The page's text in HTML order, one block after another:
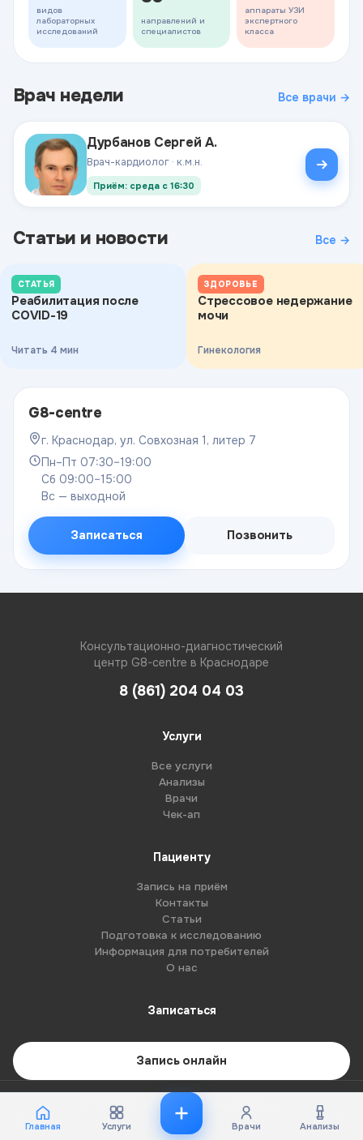
видов
лабораторных
исследований
направлений и
специалистов
аппараты УЗИ
экспертного
класса
Врач недели Все врачи →
Дурбанов Сергей А.
Врач-кардиолог · к.м.н.
Приём: среда с 16:30
Статьи и новости Все →
СТАТЬЯ
Реабилитация после
COVID-19
Читать 4 мин
ЗДОРОВЬЕ
Стрессовое недержание
мочи
Гинекология
G8-centre
г. Краснодар, ул. Совхозная 1, литер 7
Пн–Пт 07:30–19:00
Сб 09:00–15:00
Вс — выходной
Записаться Позвонить
Консультационно-диагностический
центр G8-centre в Краснодаре
8 (861) 204 04 03
Услуги
Все услуги
Анализы
Врачи
Чек-ап
Пациенту
Запись на приём
Контакты
Статьи
Подготовка к исследованию
Информация для потребителей
О нас
Записаться
Запись онлайн
© 2026 G8-centre. Все права защищены.
Имеются противопоказания. Необходима консультация специалиста.
Главная Услуги Врачи Анализы